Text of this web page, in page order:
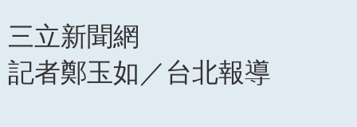
三立新聞網
記者鄭玉如／台北報導